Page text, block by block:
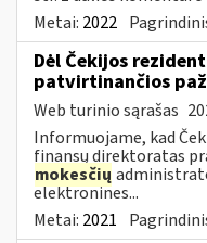
Metai: 2022
Dėl Čekijos
patvirtinančios
Web turinio sąrašas
Informuojame, kad
finansų direktoratas
mokesčių
elektronines...
Metai: 2021